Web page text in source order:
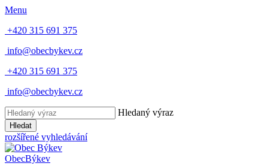
Menu
+420 315 691 375
info@obecbykev.cz
+420 315 691 375
info@obecbykev.cz
Hledaný výraz
Hledat
rozšířené vyhledávání
ObecBýkev